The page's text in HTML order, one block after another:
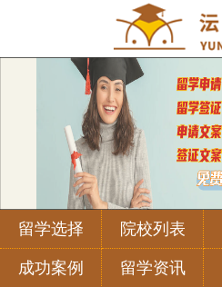
留学选择 院校列表
成功案例 留学资讯